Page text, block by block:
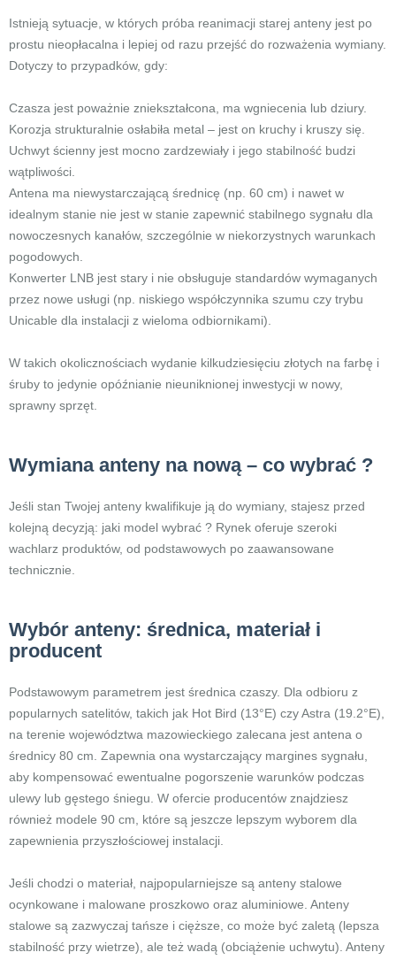
Istnieją sytuacje, w których próba reanimacji starej anteny jest po
prostu nieopłacalna i lepiej od razu przejść do rozważenia wymiany.
Dotyczy to przypadków, gdy:
Czasza jest poważnie zniekształcona, ma wgniecenia lub dziury.
Korozja strukturalnie osłabiła metal – jest on kruchy i kruszy się.
Uchwyt ścienny jest mocno zardzewiały i jego stabilność budzi
wątpliwości.
Antena ma niewystarczającą średnicę (np. 60 cm) i nawet w
idealnym stanie nie jest w stanie zapewnić stabilnego sygnału dla
nowoczesnych kanałów, szczególnie w niekorzystnych warunkach
pogodowych.
Konwerter LNB jest stary i nie obsługuje standardów wymaganych
przez nowe usługi (np. niskiego współczynnika szumu czy trybu
Unicable dla instalacji z wieloma odbiornikami).
W takich okolicznościach wydanie kilkudziesięciu złotych na farbę i
śruby to jedynie opóźnianie nieuniknionej inwestycji w nowy,
sprawny sprzęt.
Wymiana anteny na nową – co wybrać ?
Jeśli stan Twojej anteny kwalifikuje ją do wymiany, stajesz przed
kolejną decyzją: jaki model wybrać ? Rynek oferuje szeroki
wachlarz produktów, od podstawowych po zaawansowane
technicznie.
Wybór anteny: średnica, materiał i
producent
Podstawowym parametrem jest średnica czaszy. Dla odbioru z
popularnych satelitów, takich jak Hot Bird (13°E) czy Astra (19.2°E),
na terenie województwa mazowieckiego zalecana jest antena o
średnicy 80 cm. Zapewnia ona wystarczający margines sygnału,
aby kompensować ewentualne pogorszenie warunków podczas
ulewy lub gęstego śniegu. W ofercie producentów znajdziesz
również modele 90 cm, które są jeszcze lepszym wyborem dla
zapewnienia przyszłościowej instalacji.
Jeśli chodzi o materiał, najpopularniejsze są anteny stalowe
ocynkowane i malowane proszkowo oraz aluminiowe. Anteny
stalowe są zazwyczaj tańsze i cięższe, co może być zaletą (lepsza
stabilność przy wietrze), ale też wadą (obciążenie uchwytu). Anteny